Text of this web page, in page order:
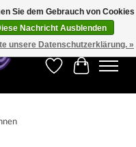
Lieferung!
Wunschzettel
Ihr
Sie dem Gebrauch von Cookies
Nachricht Ausblenden
unsere Datenschutzerklärung. »